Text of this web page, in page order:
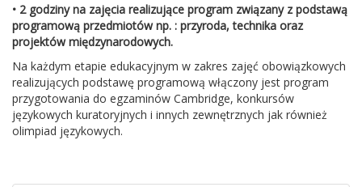
• 2 godziny na zajęcia realizujące program związany z podstawą
programową przedmiotów np. : przyroda, technika oraz
projektów międzynarodowych.
Na każdym etapie edukacyjnym w zakres zajęć obowiązkowych
realizujących podstawę programową włączony jest program
przygotowania do egzaminów Cambridge, konkursów
językowych kuratoryjnych i innych zewnętrznych jak również
olimpiad językowych.